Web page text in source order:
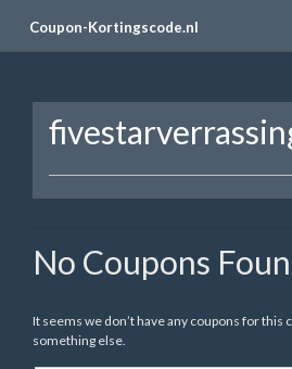
Coupon-Kortingscode.nl
No Coupons
It seems we don’t have any coupons for this
something else.